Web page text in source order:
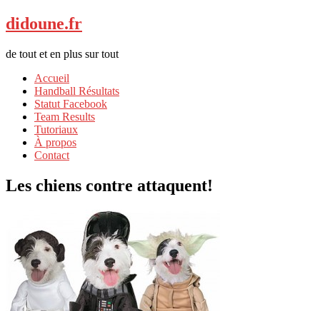
didoune.fr
de tout et en plus sur tout
Accueil
Handball Résultats
Statut Facebook
Team Results
Tutoriaux
À propos
Contact
Les chiens contre attaquent!